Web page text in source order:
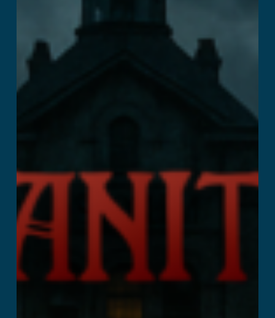
Insanity : The
Haunting